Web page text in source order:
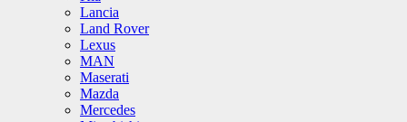
Lancia
Land Rover
Lexus
MAN
Maserati
Mazda
Mercedes